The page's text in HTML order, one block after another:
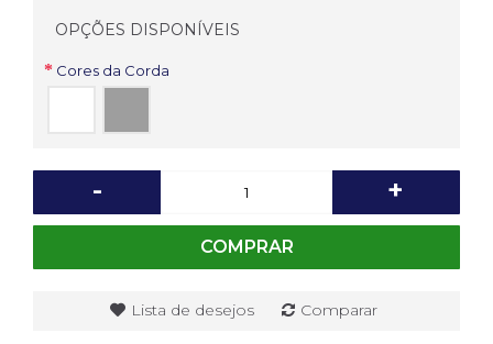
OPÇÕES DISPONÍVEIS
Cores da Corda
- +
COMPRAR
Lista de desejos Comparar